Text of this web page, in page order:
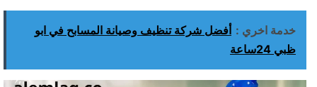
خدمة اخري : أفضل شركة تنظيف وصيانة المسابح في ابو
ظبي 24ساعة